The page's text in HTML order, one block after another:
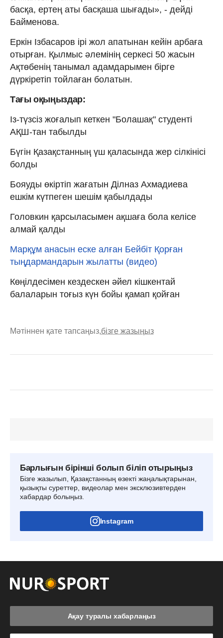
басқа, ертең аты басқаша шығады», - дейді
Байменова.
Еркін Ізбасаров ірі жол апатынан кейін арбаға
отырған. Қылмыс әлемінің серкесі 50 жасын
Ақтөбенің танымал адамдарымен бірге
дүркіретіп тойлаған болатын.
Тағы оқыңыздар:
Із-түзсіз жоғалып кеткен "Болашақ" студенті
АҚШ-тан табылды
Бүгін Қазақстанның үш қаласында жер сілкінісі
болды
Бояуды өкіртіп жағатын Ділназ Ахмадиева
ешкім күтпеген шешім қабылдады
Головкин қарсыласымен ақшаға бола келісе
алмай қалды
Марқұм анасын еске алған Бейбіт Қорған
тыңдармандарын жылатты (видео)
Көңілдесімен кездескен әйел кішкентай
балаларын тоғыз күн бойы қамап қойған
Мәтіннен қате тапсаңыз,бізге жазыңыз
Барлығын бірінші болып біліп отырыңыз
Бізге жазылып, Қазақстанның өзекті жаңалықтарынан,
қызықты суреттер, видеолар мен эксклюзивтерден
хабардар болыңыз.
Instagram
Ақау туралы хабарлаңыз